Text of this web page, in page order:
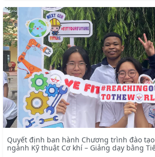
Quyết định ban hành Chương trình đào
ngành Kỹ thuật Cơ khí – Giảng dạy bằng